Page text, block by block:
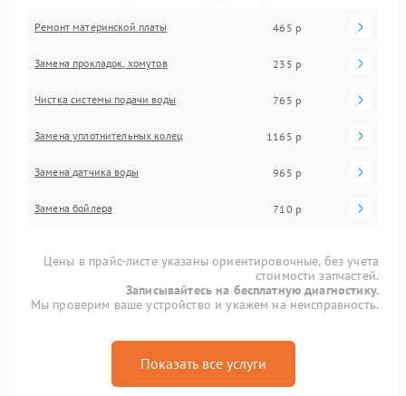
Ремонт материнской платы 465 р
Замена прокладок, хомутов 235 р
Чистка системы подачи воды 765 р
Замена уплотнительных колец 1165 р
Замена датчика воды 965 р
Замена бойлера 710 р
Цены в прайс-листе указаны ориентировочные, без учета
стоимости запчастей.
Записывайтесь на бесплатную диагностику.
Мы проверим ваше устройство и укажем на неисправность.
Показать все услуги